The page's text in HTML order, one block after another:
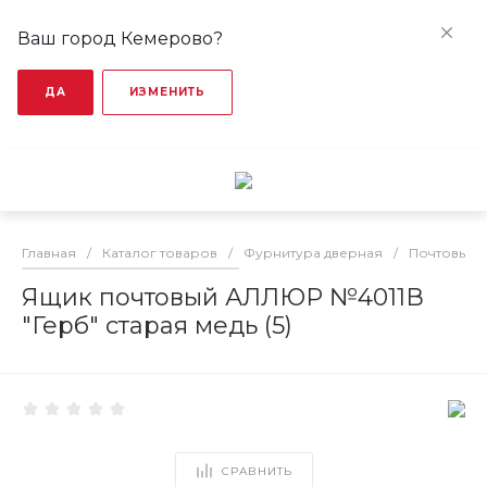
Ваш город Кемерово?
ДА ИЗМЕНИТЬ
Главная / Каталог товаров / Фурнитура дверная / Почтовые
Ящик почтовый АЛЛЮР №4011В
"Герб" старая медь (5)
СРАВНИТЬ